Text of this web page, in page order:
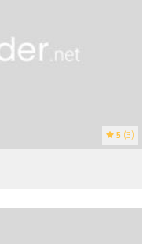
5 (3)